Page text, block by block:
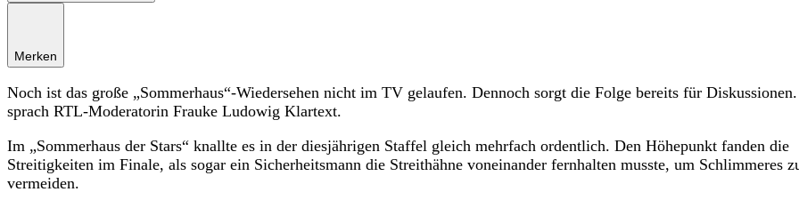
Merken
Noch ist das große „Sommerhaus“-Wiedersehen nicht im TV gelaufen. Dennoch sorgt die Folge bereits für
sprach RTL-Moderatorin Frauke Ludowig Klartext.
Im „Sommerhaus der Stars“ knallte es in der diesjährigen Staffel gleich mehrfach ordentlich. Den Höhepunkt fanden die
Streitigkeiten im Finale, als sogar ein Sicherheitsmann die Streithähne voneinander fernhalten musste, um Schlimmeres
vermeiden.